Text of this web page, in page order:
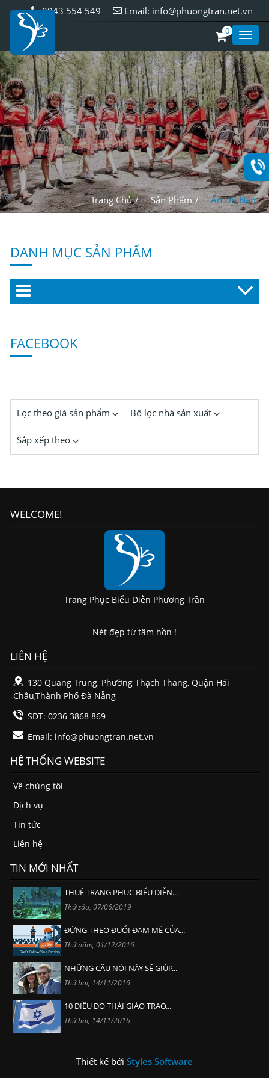
Email: info@phuongtran.net.vn
0943 554 549
0
Styles
Trang Chủ Sản Phẩm Ấn Độ Nam
DANH MỤC SẢN PHẨM
FACEBOOK
Lọc theo giá sản phẩm Bộ lọc nhà sản xuất
Sắp xếp theo
WELCOME!
Trang Phục Biểu Diễn Phương Trần
Nét đẹp từ tâm hồn !
LIÊN HỆ
130 Quang Trung, Phường Thạch Thang, Quận Hải
Châu,Thành Phố Đà Nẵng
SĐT: 0236 3868 869
Email: info@phuongtran.net.vn
HỆ THỐNG WEBSITE
Về chúng tôi
Dịch vụ
Tin tức
Liên hệ
TIN MỚI NHẤT
THUÊ TRANG PHỤC BIỂU DIỄN...
Thứ sáu, 07/06/2019
ĐỪNG THEO ĐUỔI ĐAM MÊ CỦA...
Thứ năm, 01/12/2016
NHỮNG CÂU NÓI NÀY SẼ GIÚP...
Thứ hai, 14/11/2016
10 ĐIỀU DO THÁI GIÁO TRAO...
Thứ hai, 14/11/2016
Thiết kế bởi Styles Software